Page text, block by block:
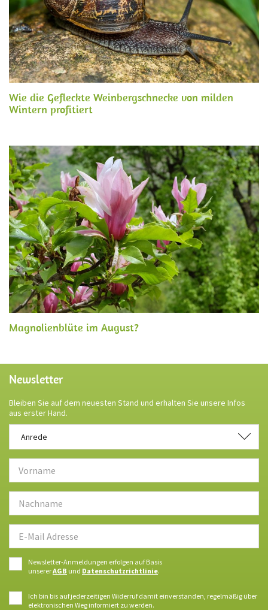
Wie die Gefleckte Weinbergschnecke von milden
Wintern profitiert
Magnolienblüte im August?
Newsletter
Bleiben Sie auf dem neuesten Stand und erhalten Sie unsere Infos
aus erster Hand.
Anrede
Anrede
Newsletter-Anmeldungen erfolgen auf Basis
unsererAGB und Datenschutzrichtlinie.
Ich bin bis auf jederzeitigen Widerruf damit einverstanden, regelmäßig über
elektronischen Weg informiert zu werden.